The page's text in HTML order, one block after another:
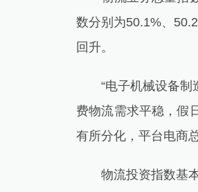
数分别为50.1%、
回升。
“电子机械设备制造
费物流需求平稳，假
有所分化，平台电商
物流投资指数基本